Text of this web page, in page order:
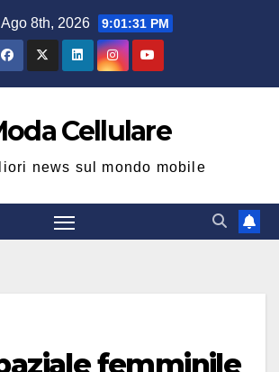
8th, 2026 9:01:32 PM
Cellulare
news sul mondo mobile
femminile